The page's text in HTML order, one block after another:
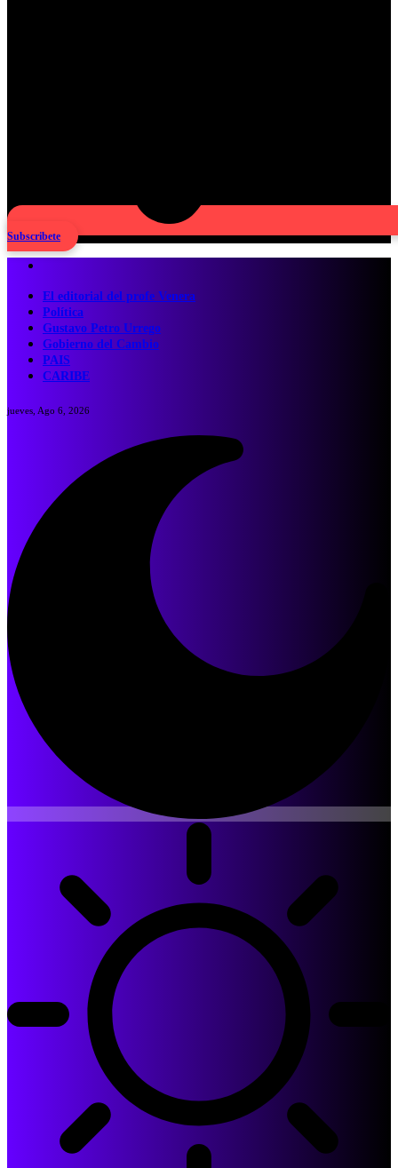
Subscribete
El editorial del profe Venera
Política
Gustavo Petro Urrego
Gobierno del Cambio
PAIS
CARIBE
jueves, Ago 6, 2026